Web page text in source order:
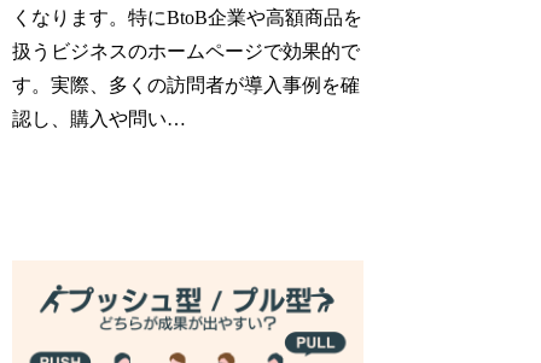
くなります。特にBtoB企業や高額商品を
扱うビジネスのホームページで効果的で
す。実際、多くの訪問者が導入事例を確
認し、購入や問い…